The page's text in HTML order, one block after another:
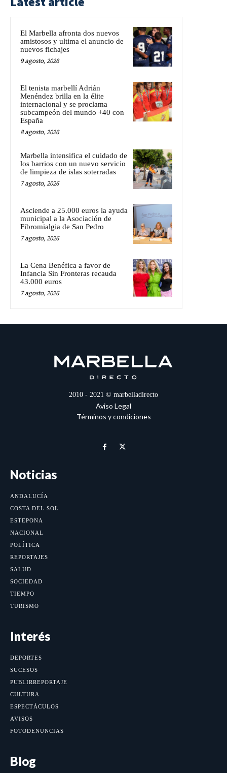
El Marbella afronta dos nuevos
amistosos y ultima el anuncio de
nuevos fichajes
9 agosto, 2026
El tenista marbellí Adrián
Menéndez brilla en la élite
internacional y se proclama
subcampeón del mundo +40 con
España
8 agosto, 2026
Marbella intensifica el cuidado de
los barrios con un nuevo servicio
de limpieza de islas soterradas
7 agosto, 2026
Asciende a 25.000 euros la ayuda
municipal a la Asociación de
Fibromialgia de San Pedro
7 agosto, 2026
La Cena Benéfica a favor de
Infancia Sin Fronteras recauda
43.000 euros
7 agosto, 2026
2010 - 2021 © marbelladirecto
Aviso Legal
Términos y condiciones
Noticias
ANDALUCÍA
COSTA DEL SOL
ESTEPONA
NACIONAL
POLÍTICA
REPORTAJES
SALUD
SOCIEDAD
TIEMPO
TURISMO
Interés
DEPORTES
SUCESOS
PUBLIRREPORTAJE
CULTURA
ESPECTÁCULOS
AVISOS
FOTODENUNCIAS
Blog